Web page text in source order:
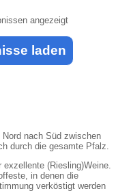
angezeigt
laden
nach Süd zwischen
durch die gesamte Pfalz.
(Riesling)Weine.
in denen die
verköstigt werden